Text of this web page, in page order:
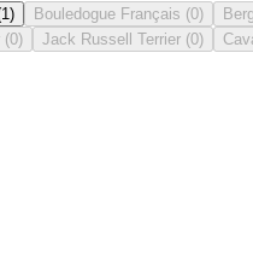
1 ) Bouledogue Français (0)
(0) Jack Russell Terrier (0)